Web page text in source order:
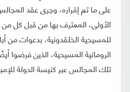
على ما تم إقراره، وجرى عقد
الأولى، المعترف بها من قبل كل من
للمسيحية الخلقدونية، بدعوات من
الرومانية المسيحية، الذين فرضوا
تلك المجالس عبر كنيسة الدولة